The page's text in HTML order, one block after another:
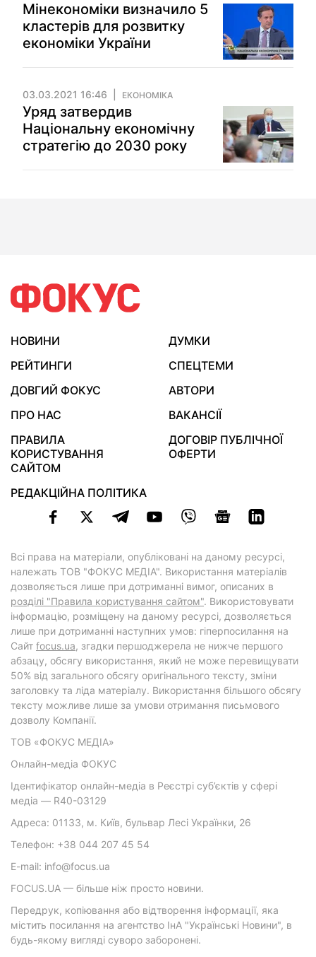
Мінекономіки визначило 5
кластерів для розвитку
економіки України
03.03.2021 16:46 ЕКОНОМІКА
Уряд затвердив
Національну економічну
стратегію до 2030 року
НОВИНИ
ДУМКИ
РЕЙТИНГИ
СПЕЦТЕМИ
ДОВГИЙ ФОКУС
АВТОРИ
ПРО НАС
ВАКАНСІЇ
ПРАВИЛА
КОРИСТУВАННЯ
САЙТОМ
ДОГОВІР ПУБЛІЧНОЇ
ОФЕРТИ
РЕДАКЦІЙНА ПОЛІТИКА
Всі права на матеріали, опубліковані на даному ресурсі,
належать ТОВ "ФОКУС МЕДІА". Використання матеріалів
дозволяється лише при дотриманні вимог, описаних в
розділі "Правила користування сайтом". Використовувати
інформацію, розміщену на даному ресурсі, дозволяється
лише при дотриманні наступних умов: гіперпосилання на
Cайт focus.ua, згадки першоджерела не нижче першого
абзацу, обсягу використання, який не може перевищувати
50% від загального обсягу оригінального тексту, зміни
заголовку та ліда матеріалу. Використання більшого обсягу
тексту можливе лише за умови отримання письмового
дозволу Компанії.
ТОВ «ФОКУС МЕДІА»
Онлайн-медіа ФОКУС
Ідентифікатор онлайн-медіа в Реєстрі суб’єктів у сфері
медіа — R40-03129
Адреса: 01133, м. Київ, бульвар Лесі Українки, 26
Телефон: +38 044 207 45 54
E-mail: info@focus.ua
FOCUS.UA — більше ніж просто новини.
Передрук, копіювання або відтворення інформації, яка
містить посилання на агентство ІнА "Українські Новини", в
будь-якому вигляді суворо заборонені.